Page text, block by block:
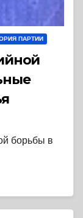
ПАРТИИ
борьбы в